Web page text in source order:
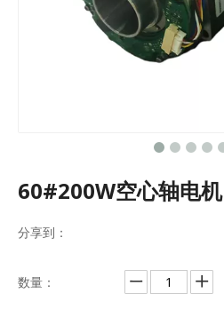
60#200W空心轴电机
分享到：
数量：